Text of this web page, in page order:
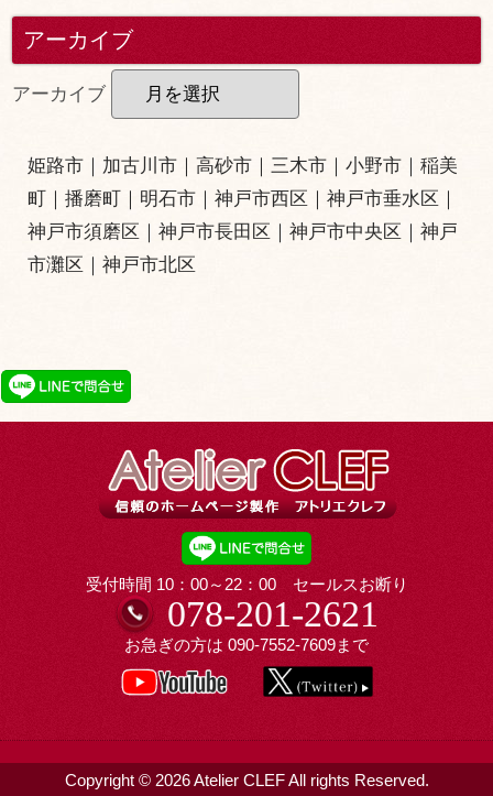
アーカイブ
アーカイブ
姫路市 加古川市 高砂市 ｜三木市 ｜小野市｜稲美
町
｜播磨町 明石市 ｜神戸市西区 ｜神戸市垂水区
神戸市須磨区
｜神戸市長田区 ｜神戸市中央区 ｜神戸
市灘区
｜神戸市北区
受付時間 10：00～22：00 セールスお断り
078-201-2621
お急ぎの方は 090-7552-7609まで
Copyright © 2026 Atelier CLEF All rights Reserved.